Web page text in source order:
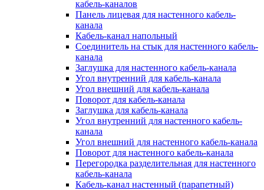
кабель-каналов
Панель лицевая для настенного кабель-
канала
Кабель-канал напольный
Соединитель на стык для настенного кабель-
канала
Заглушка для настенного кабель-канала
Угол внутренний для кабель-канала
Угол внешний для кабель-канала
Поворот для кабель-канала
Заглушка для кабель-канала
Угол внутренний для настенного кабель-
канала
Угол внешний для настенного кабель-канала
Поворот для настенного кабель-канала
Перегородка разделительная для настенного
кабель-канала
Кабель-канал настенный (парапетный)